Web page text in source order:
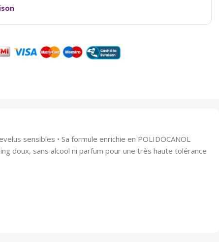
sensibles • Sa formule enrichie en POLIDOCANOL
doux, sans alcool ni parfum pour une très haute tolérance